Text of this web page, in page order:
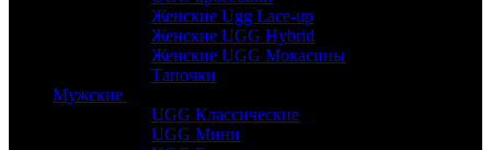
Женские Ugg Lace-up
Женские UGG Hybrid
Женские UGG Мокасины
Тапочки
Мужские
UGG Классические
UGG Мини